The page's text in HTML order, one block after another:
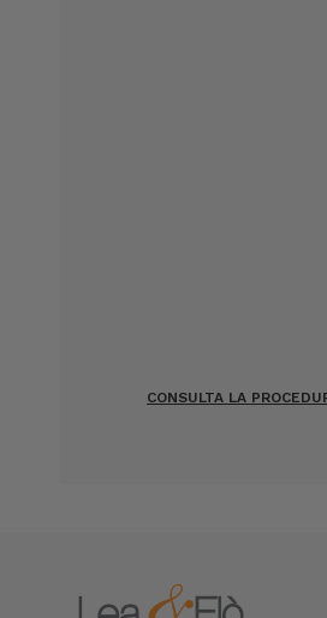
CONSULTA LA